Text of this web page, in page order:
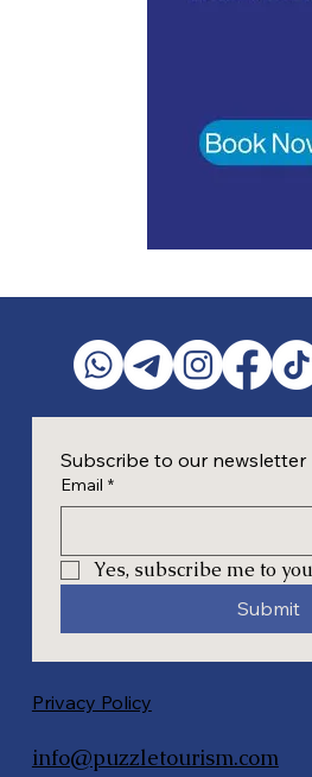
Subscribe to our newsletter
Email *
Yes, subscribe me to
Submit
Privacy Policy
info@puzzletourism.com